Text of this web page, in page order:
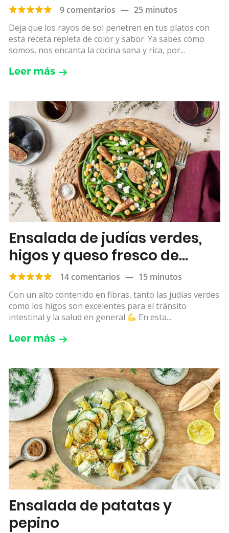
9 comentarios — 25 minutos
Deja que los rayos de sol penetren en tus platos con
esta receta repleta de color y sabor. Ya sabes cómo
somos, nos encanta la cocina sana y rica, por...
Leer más
Ensalada de judías verdes,
higos y queso fresco de
cabra
14 comentarios — 15 minutos
Con un alto contenido en fibras, tanto las judías verdes
como los higos son excelentes para el tránsito
intestinal y la salud en general
En esta...
Leer más
Ensalada de patatas y
pepino